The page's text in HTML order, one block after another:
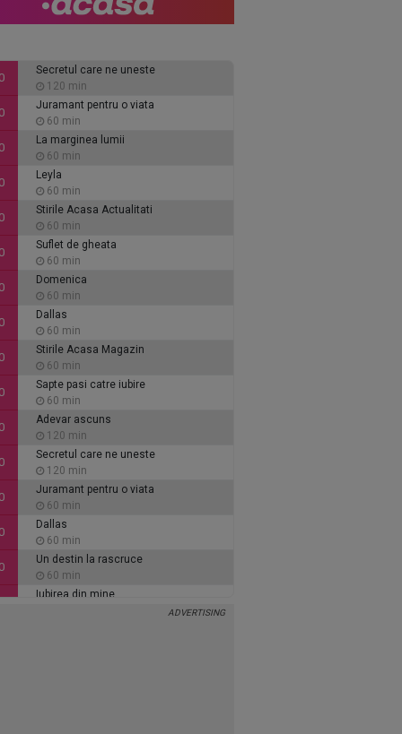
Secretul care ne uneste
120 min
Juramant pentru o viata
60 min
La marginea lumii
60 min
Leyla
60 min
Stirile Acasa Actualitati
60 min
Suflet de gheata
60 min
Domenica
60 min
Dallas
60 min
Stirile Acasa Magazin
60 min
Sapte pasi catre iubire
60 min
Adevar ascuns
120 min
Secretul care ne uneste
120 min
Juramant pentru o viata
60 min
Dallas
60 min
Un destin la rascruce
60 min
Iubirea din mine